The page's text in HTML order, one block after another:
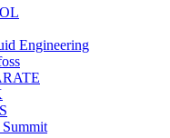
Engineering